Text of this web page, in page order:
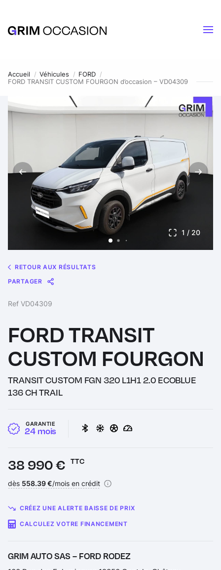
Accueil Véhicules
FORD
FORD TRANSIT CUSTOM FOURGON d’occasion – VD04309
1 / 20
RETOUR AUX RÉSULTATS
PARTAGER
Message
Messenger
Link
Ref VD04309
FORD TRANSIT
CUSTOM FOURGON
TRANSIT CUSTOM FGN 320 L1H1 2.0 ECOBLUE
136 CH TRAIL
GARANTIE
24 mois
Prix :
38 990 € TTC
Financement :
dès 558.39 €/mois en crédit
CRÉEZ UNE ALERTE BAISSE DE PRIX
CALCULEZ VOTRE FINANCEMENT
GRIM AUTO SAS – FORD RODEZ